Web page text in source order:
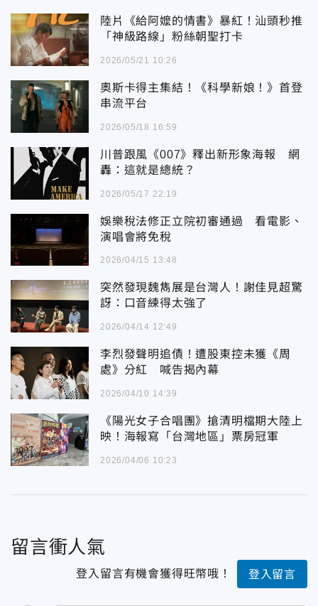
陸片《給阿嬤的情書》暴紅！汕頭秒推
「神級路線」粉絲朝聖打卡
2026/05/21 10:26
奧斯卡得主集結！《科學新娘！》首登
串流平台
2026/05/18 16:59
川普跟風《007》釋出新形象海報 網
轟：這就是總統？
2026/05/17 22:19
娛樂稅法修正立院初審通過 看電影、
演唱會將免稅
2026/04/15 13:48
突然發現魏雋展是台灣人！謝佳見超驚
訝：口音練得太強了
2026/04/14 12:49
李烈發聲明追債！遭股東控未獲《周
處》分紅 喊告揭內幕
2026/04/10 14:39
《陽光女子合唱團》搶清明檔期大陸上
映！海報寫「台灣地區」票房冠軍
2026/04/06 10:23
留言衝人氣
登入留言有機會獲得旺幣哦！ 登入留言